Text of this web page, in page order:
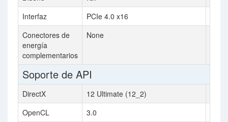
Interfaz
PCIe 4.0 x16
Conectores de
energía
complementarios
None
Soporte de API
DirectX 12 Ultimate (12_2)
OpenCL
3.0